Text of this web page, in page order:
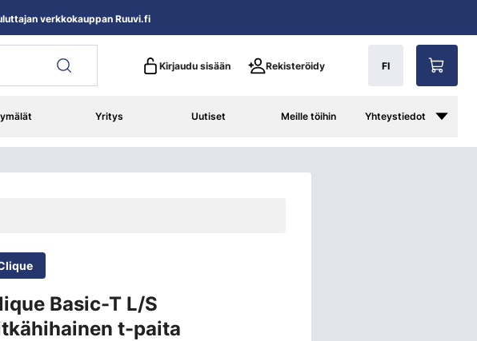
Kirjaudu sisään Rekisteröidy FI
Yritys Uutiset Meille töihin Yhteystiedot
verkkokauppan Ruuvi.fi
Basic-T L/S
t-paita